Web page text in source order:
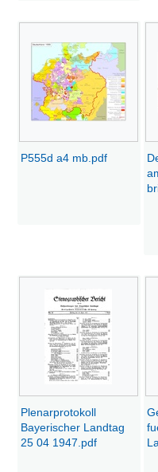
P555d a4 mb.pdf
Plenarprotokoll
Bayerischer Landtag
25 04 1947.pdf